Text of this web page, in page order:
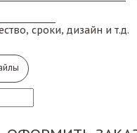
сроки, дизайн и т.д.